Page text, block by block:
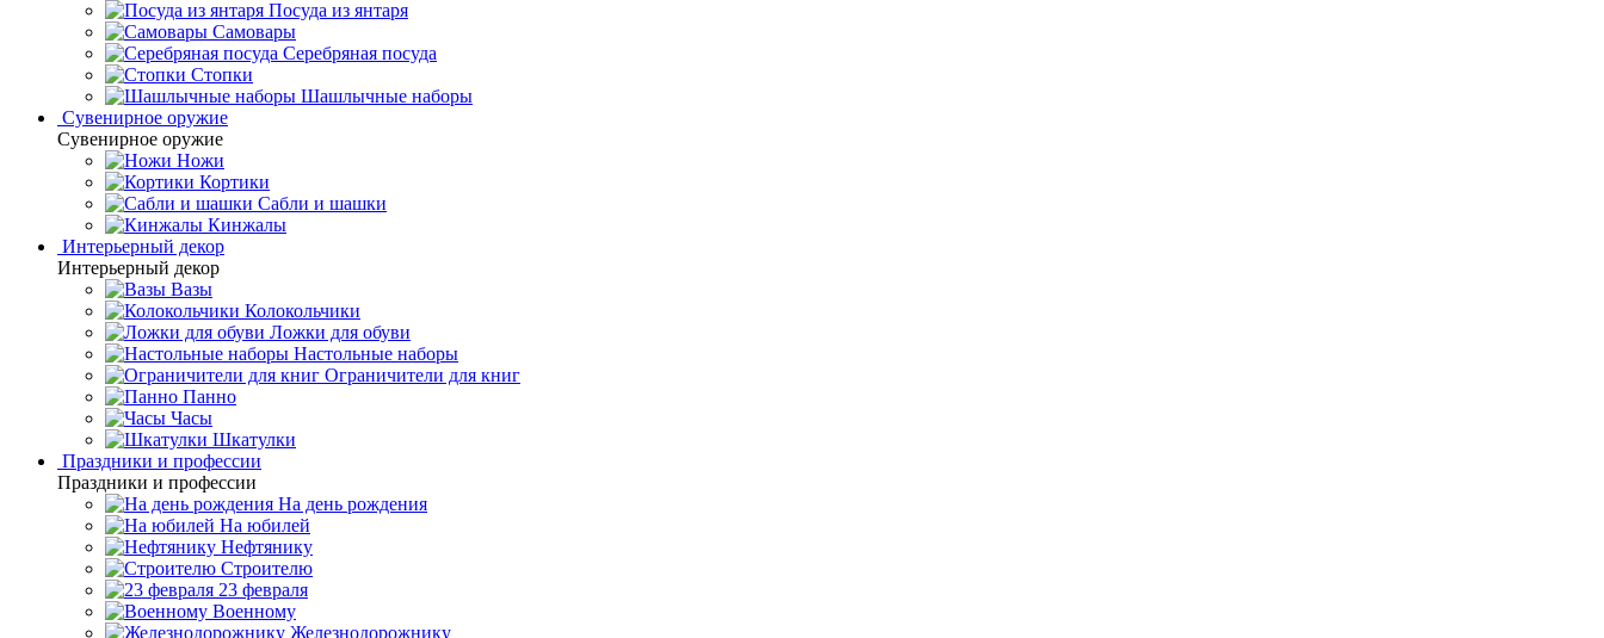
Посуда из янтаря
Самовары
Серебряная посуда
Стопки
Шашлычные наборы
Сувенирное оружие
Сувенирное оружие
Ножи
Кортики
Сабли и шашки
Кинжалы
Интерьерный декор
Интерьерный декор
Вазы
Колокольчики
Ложки для обуви
Настольные наборы
Ограничители для книг
Панно
Часы
Шкатулки
Праздники и профессии
Праздники и профессии
На день рождения
На юбилей
Нефтянику
Строителю
23 февраля
Военному
Железнодорожнику